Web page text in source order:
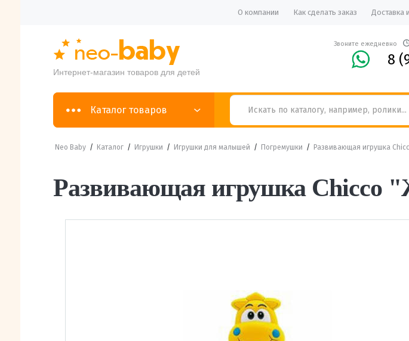
О компании Как сделать заказ Доставка
Интернет-магазин товаров для детей
Звоните ежедневно
8
Каталог товаров
Neo Baby/ Каталог/ Игрушки / Игрушки для малышей / Погремушки / Развивающая игрушка
Развивающая игрушка Chicco